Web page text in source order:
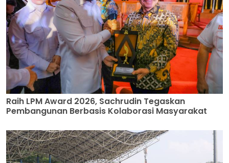
Raih LPM Award 2026, Sachrudin Tegaskan
Pembangunan Berbasis Kolaborasi Masyarakat